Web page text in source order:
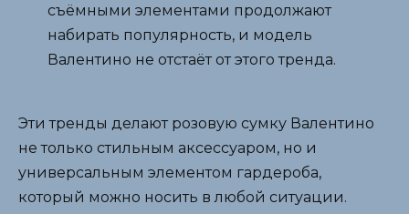
съёмными элементами продолжают
набирать популярность, и модель
Валентино не отстаёт от этого тренда.
Эти тренды делают розовую сумку Валентино
не только стильным аксессуаром, но и
универсальным элементом гардероба,
который можно носить в любой ситуации.